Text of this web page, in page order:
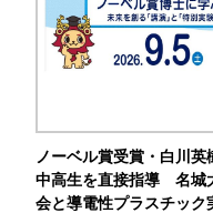
ノーベル賞受賞・白川英
中高生を直接指導 名城
会と導電性プラスチック